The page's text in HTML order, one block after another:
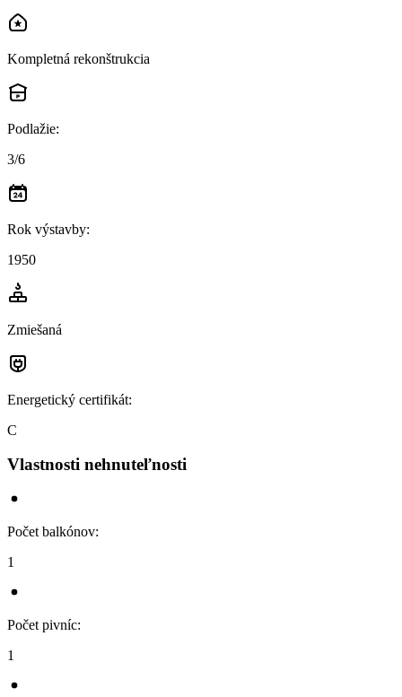
Kompletná rekonštrukcia
Podlažie:
3/6
Rok výstavby:
1950
Zmiešaná
Energetický certifikát:
C
Vlastnosti nehnuteľnosti
Počet balkónov:
1
Počet pivníc:
1